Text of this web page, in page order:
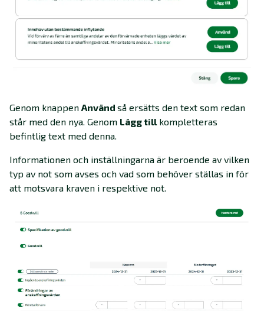
Genom knappen Använd så ersätts den text som redan
står med den nya. Genom Lägg tillkompletteras
befintlig text med denna.
Informationen och inställningarna är beroende av vilken
typ av not som avses och vad som behöver ställas in för
att motsvara kraven i respektive not.